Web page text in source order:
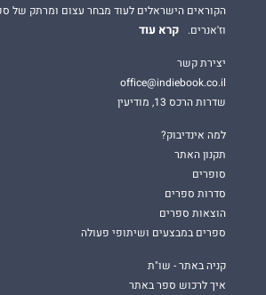
הקוראים הישראלים לעוד מבחר עצום ומרתק של
וז'אנרים.
קרא עוד
יצירת קשר
office@indiebook.co.il
שדרות הרכס 13, מודיעין
למה אינדיבוק?
תקנון האתר
סופרים
סדרות ספרים
הוצאות ספרים
ספרים במבצעים ושיתופי פעולה
קניה באתר - שו"ת
איך לרכוש ספר באתר